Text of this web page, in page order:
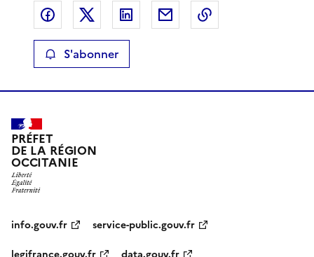
Partager sur Facebook
Partager sur XPartager sur LinkedIn
Partager par email
S'abonner
PRÉFET
DE LA RÉGION
OCCITANIE
info.gouv.fr
service-public.gouv.fr